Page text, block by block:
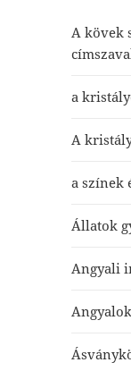
A kövek
a
A
a színek
Állatok
Angyali
Angyalok